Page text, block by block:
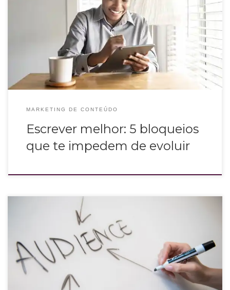
Se isso acontece ou já aconteceu com você e no seu negócio, quero falar sobre
como a escrita está envolvida no seu treino, na sua forma de colocar em
palavras seus diferenciais para se comunicar com o público.
MARKETING DE CONTEÚDO
Escrever melhor: 5 bloqueios
que te impedem de evoluir
O marketing personalizado é aquele que valoriza a experiência da audiência
e se aproxima do público, através de hábitos e comportamentos encantando
os consumidores e assim aumentando as conversões.